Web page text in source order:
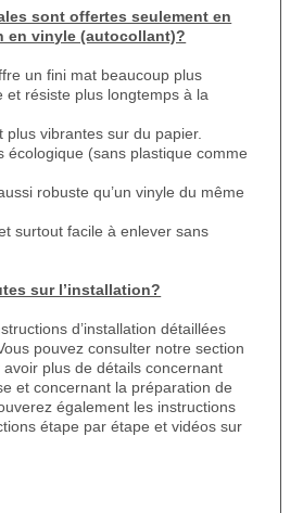
sont offertes seulement en
en vinyle (autocollant)?
un fini mat beaucoup plus
et résiste plus longtemps à la
plus vibrantes sur du papier.
écologique (sans plastique comme
robuste qu’un vinyle du même
surtout facile à enlever sans
sur l’installation?
d’installation détaillées
pouvez consulter notre section
avoir plus de détails concernant
et concernant la préparation de
également les instructions
étape par étape et vidéos sur